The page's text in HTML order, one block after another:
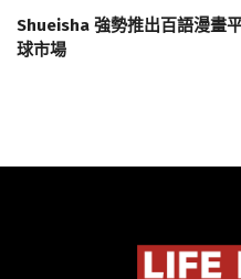
Shueisha 強勢推出百語漫畫
球市場